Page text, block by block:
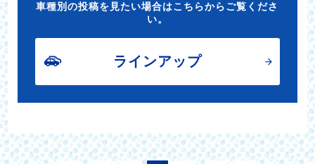
車種別の投稿を見たい場合はこちらからご覧くださ
い。
ラインアップ